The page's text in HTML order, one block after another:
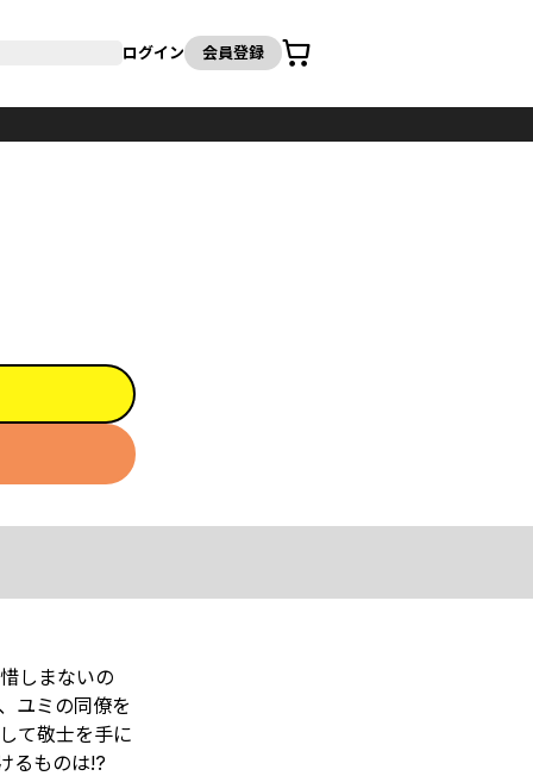
ログイン 会員登録
カート
しまないの
ユミの同僚を
て敬士を手に
ものは――!?